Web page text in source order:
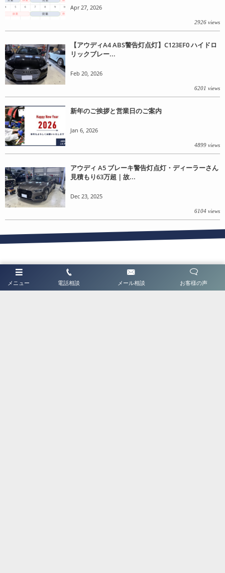
Apr 27, 2026
2926 views
【アウディA4 ABS警告灯点灯】C123EF0 ハイドロ
リックブレー...
Feb 20, 2026
6201 views
新年のご挨拶と営業日のご案内
Jan 6, 2026
4899 views
アウディ A5 ブレーキ警告灯点灯・ディーラーさん
見積もり63万超｜故...
Dec 23, 2025
6104 views
メニュー 電話相談 メール相談 お客様の声
Blog